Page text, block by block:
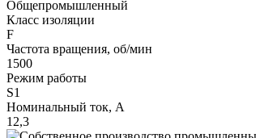
Общепромышленный
Класс изоляции
F
Частота вращения, об/мин
1500
Режим работы
S1
Номинальный ток, А
12,3